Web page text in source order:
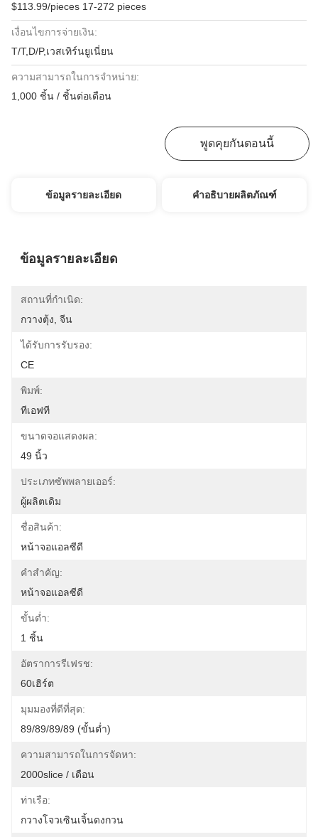
$113.99/pieces 17-272 pieces
เงื่อนไขการจ่ายเงิน:
T/T,D/P,เวสเทิร์นยูเนี่ยน
ความสามารถในการจําหน่าย:
1,000 ชิ้น / ชิ้นต่อเดือน
พูดคุยกันตอนนี้
ข้อมูลรายละเอียด คำอธิบายผลิตภัณฑ์
ข้อมูลรายละเอียด
สถานที่กำเนิด:
กวางตุ้ง, จีน
ได้รับการรับรอง:
CE
พิมพ์:
ทีเอฟที
ขนาดจอแสดงผล:
49 นิ้ว
ประเภทซัพพลายเออร์:
ผู้ผลิตเดิม
ชื่อสินค้า:
หน้าจอแอลซีดี
คำสำคัญ:
หน้าจอแอลซีดี
ขั้นต่ำ:
1 ชิ้น
อัตราการรีเฟรช:
60เฮิร์ต
มุมมองที่ดีที่สุด:
89/89/89/89 (ขั้นต่ำ)
ความสามารถในการจัดหา:
2000slice / เดือน
ท่าเรือ:
กวางโจวเซินเจิ้นดงกวน